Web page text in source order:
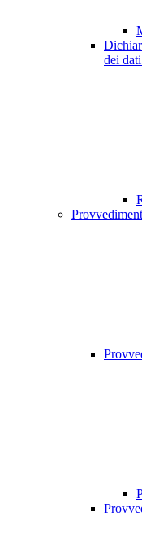
dei dati